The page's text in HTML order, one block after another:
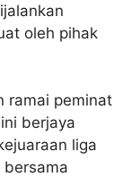
oleh pihak
ramai peminat
berjaya
liga